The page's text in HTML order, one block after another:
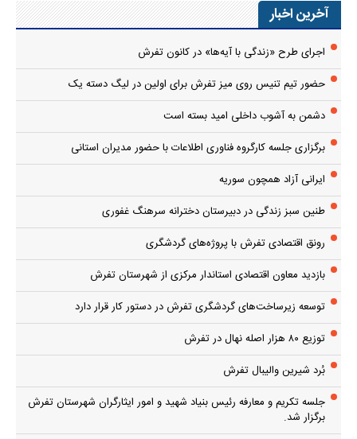
آخرین اخبار
اجرای طرح «زندگی با آیه‌ها» در کانون تفرش
حضور تیم تنیس روی میز تفرش برای اولین در لیگ دسته یک
دشمن به آشوب داخلی امید بسته است
برگزاری جلسه کارگروه فناوری اطلاعات با حضور مدیران استانی
ایرانی آزاد همچون سوریه
طنین سبز زندگی در دبیرستان دخترانه سرهنگ غفوری
رونق اقتصادی تفرش با پروژه‌های گردشگری
بازدید معاون اقتصادی استاندار مرکزی از شهرستان تفرش
توسعه زیرساخت‌های گردشگری تفرش در دستور کار قرار دارد
توزیع ۸۰ هزار اصله نهال در تفرش
بُرد شیرین والیبال تفرش
جلسه تکریم و معارفه رئیس بنیاد شهید و امور ایثارگران شهرستان تفرش
برگزار شد.